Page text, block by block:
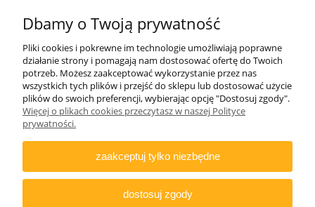
INFORMACJE
DODATKOWE
Copyright © 2021 iDino.pl. Wszelkie prawa zastrzeżone.
pokaż pełną wersję strony
Sklep internetowy Shoper.pl
Dbamy o Twoją prywatność
Pliki cookies i pokrewne im technologie umożliwiają poprawne
działanie strony i pomagają nam dostosować ofertę do Twoich
potrzeb. Możesz zaakceptować wykorzystanie przez nas
wszystkich tych plików i przejść do sklepu lub dostosować użycie
plików do swoich preferencji, wybierając opcję "Dostosuj zgody".
Więcej o plikach cookies przeczytasz w naszej Polityce
prywatności.
zaakceptuj tylko niezbędne
dostosuj zgody